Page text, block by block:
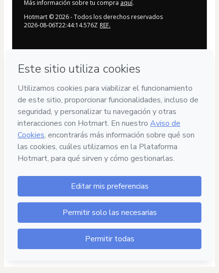
Más información sobre tu compra aquí.
Hotmart ©2026- Todos los derechos reservados
2026-08-06T22:44:14.576Z REF.
Tu información está 100% segura
Compra segura
Ambiente seguro y autenticado
Contenido aprobado
100% revisado y aprobado